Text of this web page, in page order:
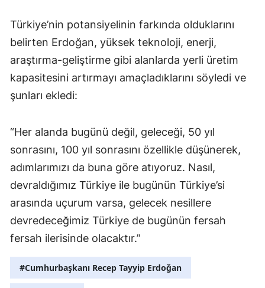
Türkiye’nin potansiyelinin farkında olduklarını
belirten Erdoğan, yüksek teknoloji, enerji,
araştırma-geliştirme gibi alanlarda yerli üretim
kapasitesini artırmayı amaçladıklarını söyledi ve
şunları ekledi:
“Her alanda bugünü değil, geleceği, 50 yıl
sonrasını, 100 yıl sonrasını özellikle düşünerek,
adımlarımızı da buna göre atıyoruz. Nasıl,
devraldığımız Türkiye ile bugünün Türkiye’si
arasında uçurum varsa, gelecek nesillere
devredeceğimiz Türkiye de bugünün fersah
fersah ilerisinde olacaktır.”
#Cumhurbaşkanı Recep Tayyip Erdoğan